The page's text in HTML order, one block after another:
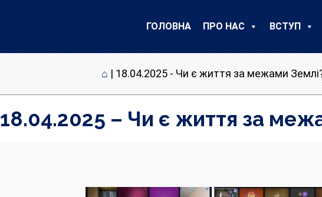
ГОЛОВНА ПРО НАС ВСТУП
⌂ | 18.04.2025 - Чи є життя за межами
18.04.2025 – Чи є життя за